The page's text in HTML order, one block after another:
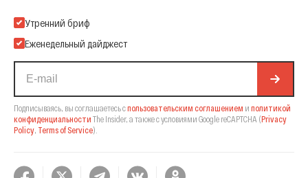
Подпишитесь на нашу Email-рассылку
Утренний бриф
Еженедельный дайджест
Подписываясь, вы соглашаетесь спользовательским соглашением и политикой
конфиденциальности The Insider, а также с условиями Google reCAPTCHA (Privacy
Policy, Terms of Service).